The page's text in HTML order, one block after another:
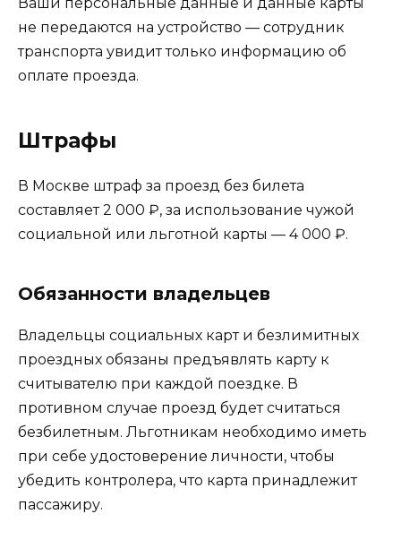
не передаются на устройство — сотрудник
транспорта увидит только информацию об
оплате проезда.
Штрафы
В Москве штраф за проезд без билета
составляет 2 000 ₽, за использование чужой
социальной или льготной карты — 4 000 ₽.
Обязанности владельцев
Владельцы социальных карт и безлимитных
проездных обязаны предъявлять карту к
считывателю при каждой поездке. В
противном случае проезд будет считаться
безбилетным. Льготникам необходимо иметь
при себе удостоверение личности, чтобы
убедить контролера, что карта принадлежит
пассажиру.